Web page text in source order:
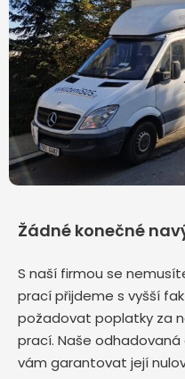
Žádné konečné
S naší firmou se
prací přijdeme s vyšší
požadovat poplatky za
prací. Naše
vám garantovat její